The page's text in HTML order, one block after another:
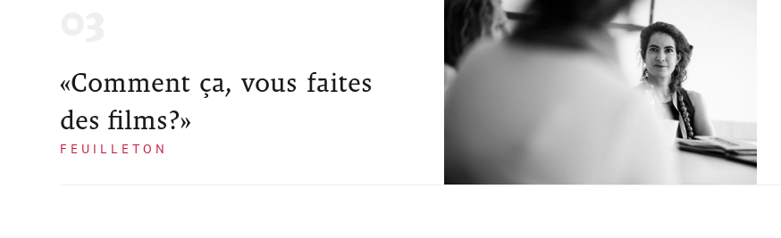
«Comment ça, vous faites
des films?»
FEUILLETON